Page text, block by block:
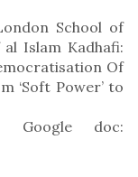
School of
Islam Kadhafi:
Of
‘Soft Power’ to
doc: